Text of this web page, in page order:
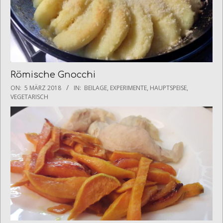
Römische Gnocchi
2018-
03-
05
ON: 5 MÄRZ 2018 IN: BEILAGE, EXPERIMENTE, HAUPTSPEISE,
VEGETARISCH